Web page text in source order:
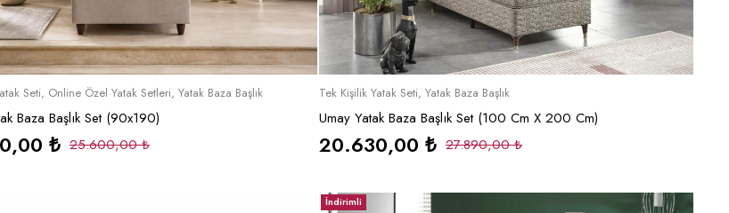
Sepete Ekle
Seti, Online Özel Yatak Setleri, Yatak Baza Başlık
Baza Başlık Set (90x190)
25.600,00₺
₺
Sepete Ekle
Tek Kişilik Yatak Seti, Yatak Baza Başlık
Umay Yatak Baza Başlık Set (100 Cm X 200 Cm)
27.890,00₺
20.630,00 ₺
İndirimli